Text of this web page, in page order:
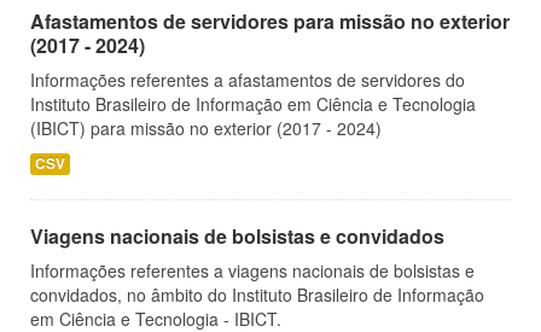
Afastamentos de servidores para missão no exterior
(2017 - 2024)
Informações referentes a afastamentos de servidores do
Instituto Brasileiro de Informação em Ciência e Tecnologia
(IBICT) para missão no exterior (2017 - 2024)
CSV
Viagens nacionais de bolsistas e convidados
Informações referentes a viagens nacionais de bolsistas e
convidados, no âmbito do Instituto Brasileiro de Informação
em Ciência e Tecnologia - IBICT.